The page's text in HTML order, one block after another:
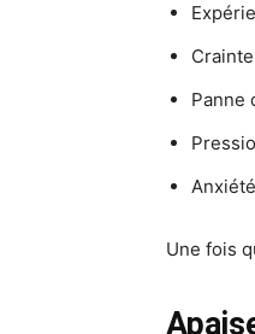
Panne
Une fois